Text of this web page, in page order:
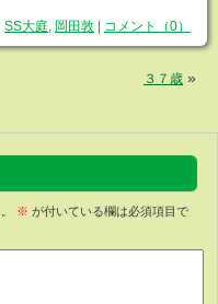
SS大庭, 岡田敦 コメント（0）
３７歳 »
※ が付いている欄は必須項目で